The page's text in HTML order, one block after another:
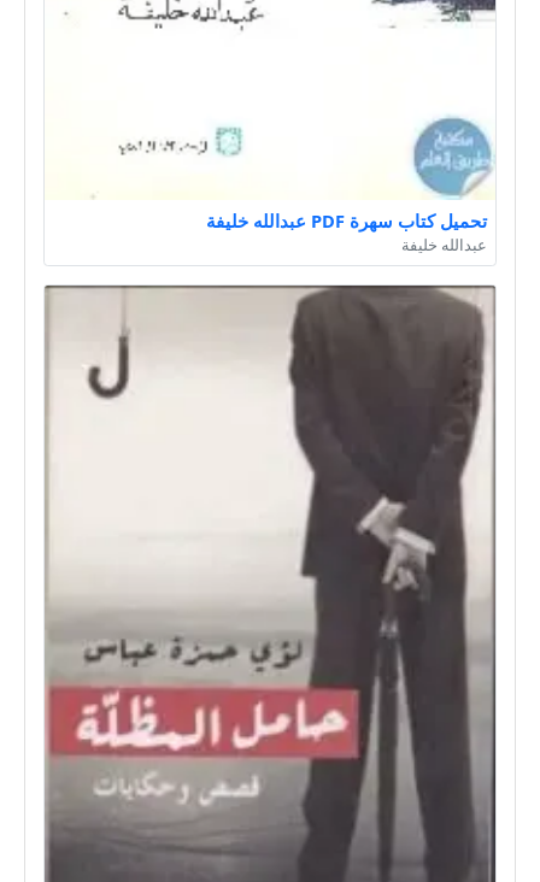
تحميل كتاب سهرة PDF عبدالله خليفة
عبدالله خليفة